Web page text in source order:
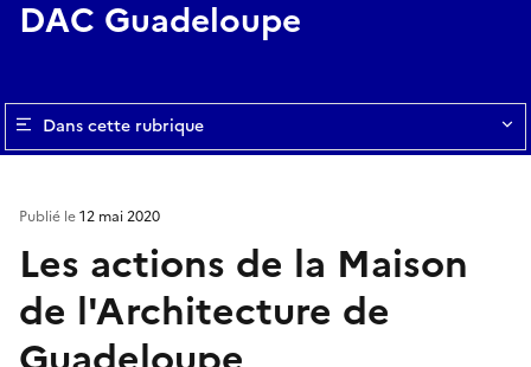
DAC Guadeloupe
Dans cette rubrique
Les actions de la Maison
de l'Architecture de
Publié le12 mai 2020